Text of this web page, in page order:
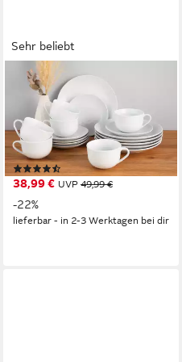
Sehr beliebt
OTTO HOME
Kaffeeservice Alff (18-tlg), 6
Personen, Porzellan, Geschirr-
Set, harmonische, trendige
Coupeform
(30)
38,99 € UVP 49,99 €
-22%
lieferbar - in 2-3 Werktagen bei dir